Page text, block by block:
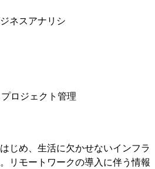
じめ、生活に欠かせないインフラ
リモートワークの導入に伴う情報
ネスアナリシ
ロジェクト管理